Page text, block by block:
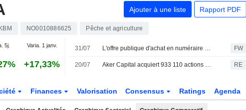
Ajouter à une liste Rapport PDF
NO0010886625 Pêche et agriculture
5j. Varia. 1 janv.
+17,33%
31/07 L'offre publique d'achat en numéraire d'Aker Capital sur Aker Biomarine acceptée pour 10,7 millions d'actions FW
20/07 Aker Capital acquiert 933 110 actions d'Aker BioMarine RE
Finances Valorisation Consensus Ratings Agenda